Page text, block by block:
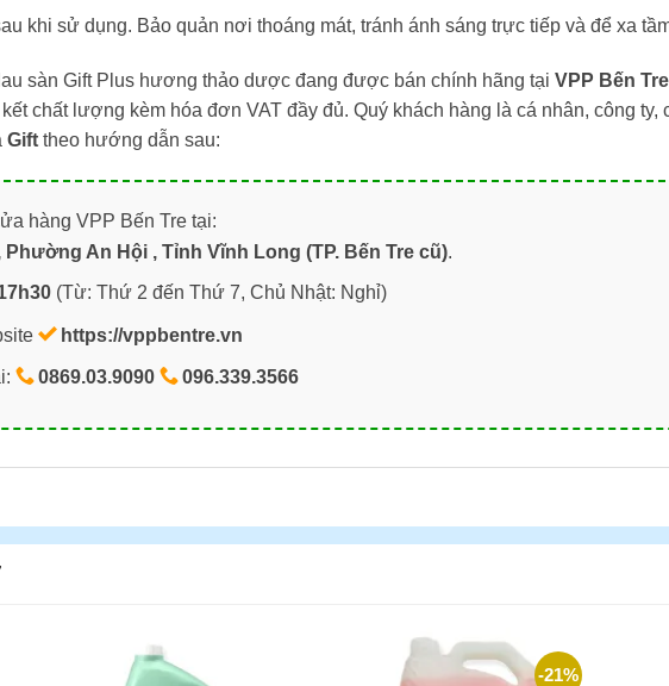
khi sử dụng. Bảo quản nơi thoáng mát, tránh ánh sáng trực tiếp và để xa
sàn Gift Plus hương thảo dược đang được bán chính hãng tại VPP Bến Tre
chất lượng kèm hóa đơn VAT đầy đủ. Quý khách hàng là cá nhân, công
Gifttheo hướng dẫn sau:
hàng VPP Bến Tre tại:
An Hội , Tỉnh Vĩnh Long (TP. Bến Tre cũ).
(Từ: Thứ 2 đến Thứ 7, Chủ Nhật: Nghỉ)
https://vppbentre.vn
0869.03.9090 096.339.3566
-21%